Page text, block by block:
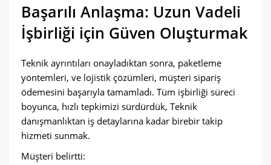
Başarılı Anlaşma: Uzun Vadeli
İşbirliği için Güven Oluşturmak
Teknik ayrıntıları onayladıktan sonra, paketleme
yöntemleri, ve lojistik çözümleri, müşteri sipariş
ödemesini başarıyla tamamladı. Tüm işbirliği süreci
boyunca, hızlı tepkimizi sürdürdük, Teknik
danışmanlıktan iş detaylarına kadar birebir takip
hizmeti sunmak.
Müşteri belirtti: